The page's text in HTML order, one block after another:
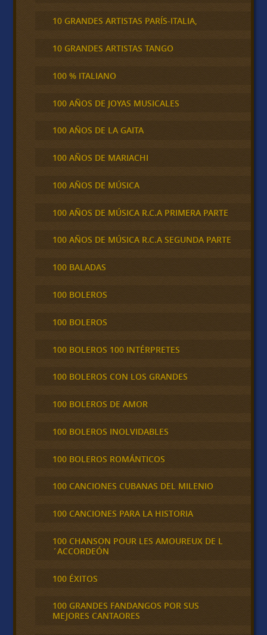
10 GRANDES ARTISTAS PARÍS-ITALIA,
10 GRANDES ARTISTAS TANGO
100 % ITALIANO
100 AÑOS DE JOYAS MUSICALES
100 AÑOS DE LA GAITA
100 AÑOS DE MARIACHI
100 AÑOS DE MÚSICA
100 AÑOS DE MÚSICA R.C.A PRIMERA PARTE
100 AÑOS DE MÚSICA R.C.A SEGUNDA PARTE
100 BALADAS
100 BOLEROS
100 BOLEROS
100 BOLEROS 100 INTÉRPRETES
100 BOLEROS CON LOS GRANDES
100 BOLEROS DE AMOR
100 BOLEROS INOLVIDABLES
100 BOLEROS ROMÁNTICOS
100 CANCIONES CUBANAS DEL MILENIO
100 CANCIONES PARA LA HISTORIA
100 CHANSON POUR LES AMOUREUX DE L
´ACCORDEÓN
100 ÉXITOS
100 GRANDES FANDANGOS POR SUS
MEJORES CANTAORES